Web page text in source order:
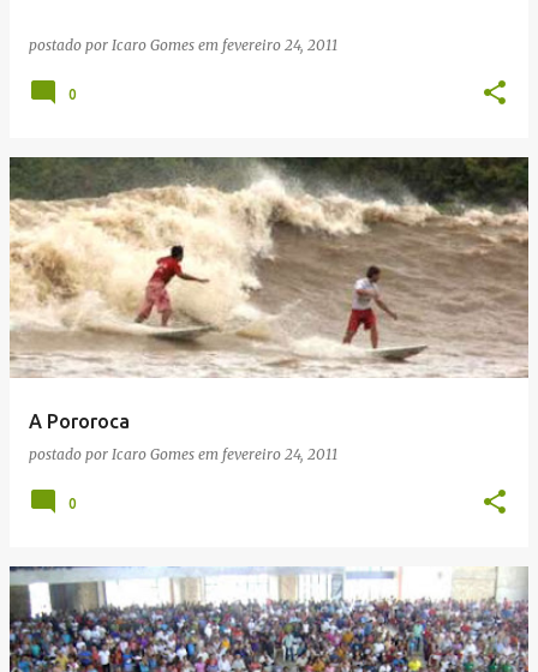
postado por Icaro Gomes em fevereiro 24, 2011
0
A Pororoca
postado por Icaro Gomes em fevereiro 24, 2011
0